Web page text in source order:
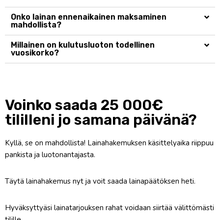
Onko lainan ennenaikainen maksaminen
mahdollista?
Millainen on kulutusluoton todellinen
vuosikorko?
Voinko saada 25 000€
tililleni jo samana päivänä?
Kyllä, se on mahdollista! Lainahakemuksen käsittelyaika riippuu
pankista ja luotonantajasta.
Täytä lainahakemus nyt ja voit saada lainapäätöksen heti.
Hyväksyttyäsi lainatarjouksen rahat voidaan siirtää välittömästi